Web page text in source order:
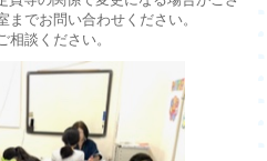
でお問い合わせください。
談ください。